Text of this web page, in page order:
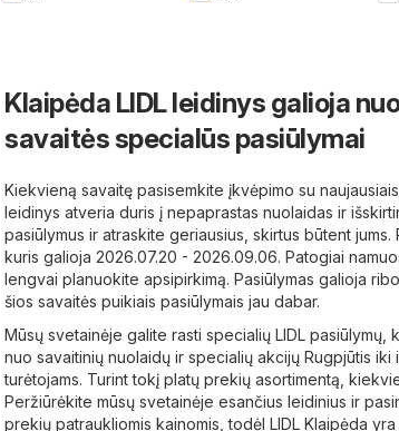
Klaipėda LIDL leidinys galioja
savaitės specialūs pasiūlymai
Kiekvieną savaitę pasisemkite įkvėpimo su
leidinys atveria duris į nepaprastas nuolaidas ir
pasiūlymus ir atraskite geriausius, skirtus būtent jums.
kuris galioja 2026.07.20 - 2026.09.06. Patogiai
lengvai planuokite apsipirkimą. Pasiūlymas galioja
šios savaitės puikiais pasiūlymais jau dabar.
Mūsų svetainėje galite rasti specialių LIDL
nuo ​​savaitinių nuolaidų ir specialių akcijų Rugpjūtis
turėtojams. Turint tokį platų prekių asortimentą,
Peržiūrėkite mūsų svetainėje esančius leidinius ir
prekių patraukliomis kainomis, todėl LIDL Klaipėda